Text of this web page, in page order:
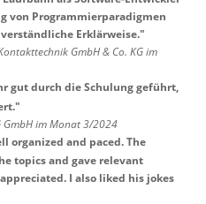
von Programmierparadigmen
Erklärweise."
GmbH & Co. KG im
gut durch die Schulung geführt,
"
GmbH im Monat 3/2024
organized and paced. The
topics and gave relevant
I also liked his jokes